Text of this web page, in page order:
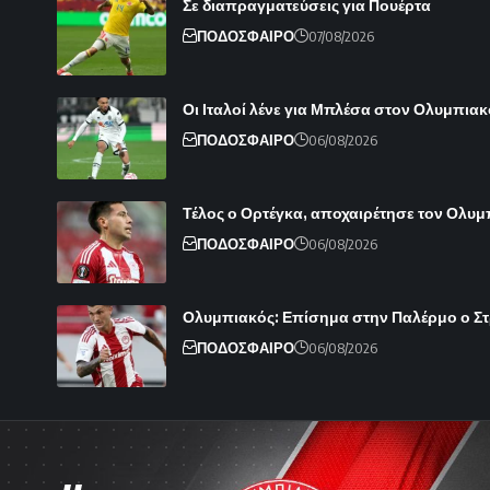
Σε διαπραγματεύσεις για Πουέρτα
ΠΟΔΟΣΦΑΙΡΟ 07/08/2026
Οι Ιταλοί λένε για Μπλέσα στον
ΠΟΔΟΣΦΑΙΡΟ 06/08/2026
Τέλος ο Ορτέγκα, αποχαιρέτησε τον
ΠΟΔΟΣΦΑΙΡΟ 06/08/2026
Ολυμπιακός: Επίσημα στην Παλέρμο ο
ΠΟΔΟΣΦΑΙΡΟ 06/08/2026